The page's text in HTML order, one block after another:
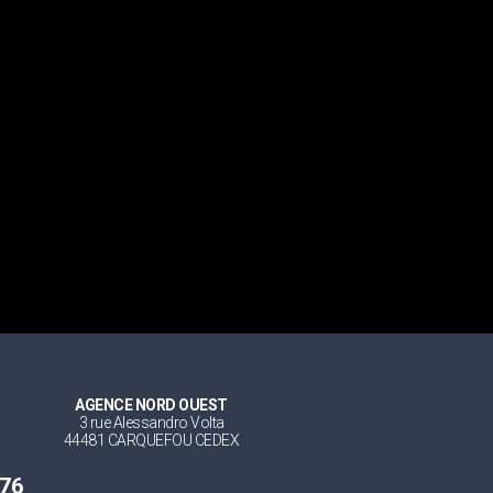
AGENCE NORD OUEST
3 rue Alessandro Volta
44481 CARQUEFOU CEDEX